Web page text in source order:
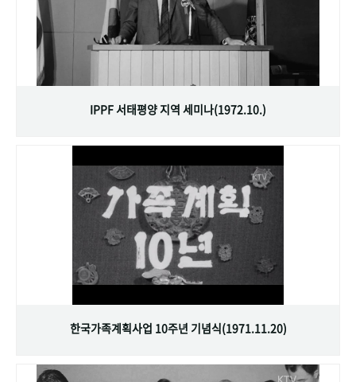
IPPF 서태평양 지역 세미나(1972.10.)
한국가족계획사업 10주년 기념식(1971.11.20)